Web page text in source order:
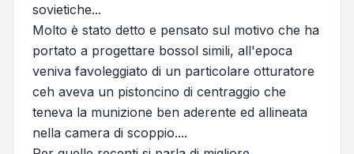
sovietiche...
Molto è stato detto e pensato sul motivo che ha
portato a progettare bossol simili, all'epoca
veniva favoleggiato di un particolare otturatore
ceh aveva un pistoncino di centraggio che
teneva la munizione ben aderente ed allineata
nella camera di scoppio....